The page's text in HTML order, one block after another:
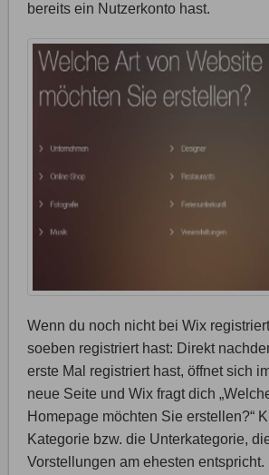
bereits ein Nutzerkonto hast.
Wenn du noch nicht bei Wix
soeben registriert hast: Direkt
erste Mal registriert hast, öffnet sich
neue Seite und Wix fragt dich
Homepage möchten Sie erstellen?“
Kategorie bzw. die Unterkategorie,
Vorstellungen am ehesten entspricht.